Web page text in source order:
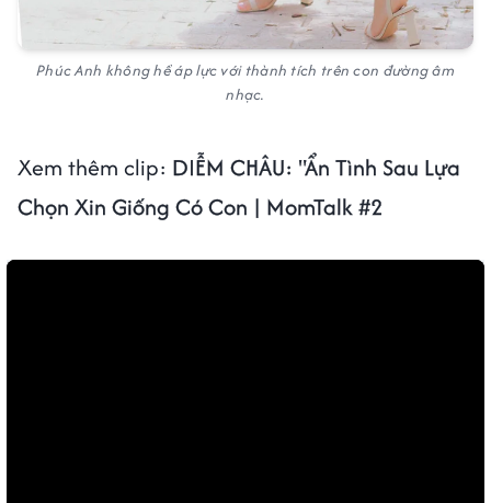
Phúc Anh không hề áp lực với thành tích trên con đường âm
nhạc.
Xem thêm clip: DIỄM CHÂU: "Ẩn Tình Sau Lựa
Chọn Xin Giống Có Con | MomTalk #2